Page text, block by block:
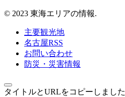
© 2023 東海エリアの情報.
主要観光地
名古屋RSS
お問い合わせ
防災・災害情報
タイトルとURLをコピーしました